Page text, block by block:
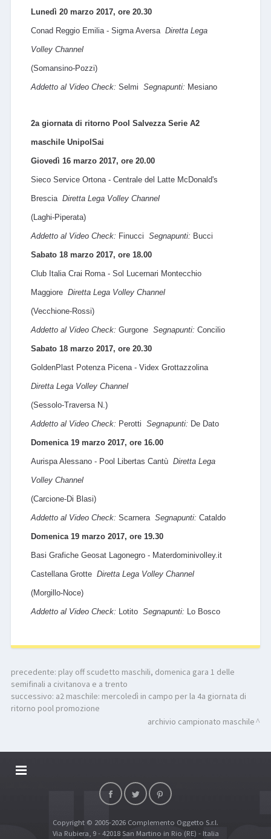
Lunedì 20 marzo 2017, ore 20.30
Conad Reggio Emilia - Sigma Aversa Diretta Lega
Volley Channel
(Somansino-Pozzi)
Addetto al Video Check: Selmi Segnapunti: Mesiano
2a giornata di ritorno Pool Salvezza Serie A2
maschile UnipolSai
Giovedì 16 marzo 2017, ore 20.00
Sieco Service Ortona - Centrale del Latte McDonald's
Brescia Diretta Lega Volley Channel
(Laghi-Piperata)
Addetto al Video Check: Finucci Segnapunti: Bucci
Sabato 18 marzo 2017, ore 18.00
Club Italia Crai Roma - Sol Lucernari Montecchio
Maggiore Diretta Lega Volley Channel
(Vecchione-Rossi)
Addetto al Video Check: Gurgone Segnapunti: Concilio
Sabato 18 marzo 2017, ore 20.30
GoldenPlast Potenza Picena - Videx Grottazzolina
Diretta Lega Volley Channel
(Sessolo-Traversa N.)
Addetto al Video Check: Perotti Segnapunti: De Dato
Domenica 19 marzo 2017, ore 16.00
Aurispa Alessano - Pool Libertas Cantù Diretta Lega
Volley Channel
(Carcione-Di Blasi)
Addetto al Video Check: Scarnera Segnapunti: Cataldo
Domenica 19 marzo 2017, ore 19.30
Basi Grafiche Geosat Lagonegro - Materdominivolley.it
Castellana Grotte Diretta Lega Volley Channel
(Morgillo-Noce)
Addetto al Video Check: Lotito Segnapunti: Lo Bosco
precedente: play off scudetto maschili, domenica gara 1 delle
semifinali a civitanova e a trento
successivo: a2 maschile: mercoledì in campo per la 4a giornata di
ritorno pool promozione
archivio campionato maschile
DALLARIVOLLEY SOSTIENE
TOP RICERCHECopyright © 2005-2026 Complemento Oggetto S.r.l.
Via Rubiera, 9 - 42018 San Martino in Rio (RE) - Italia